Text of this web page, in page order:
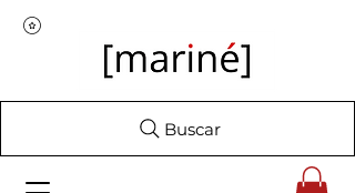
Buscar